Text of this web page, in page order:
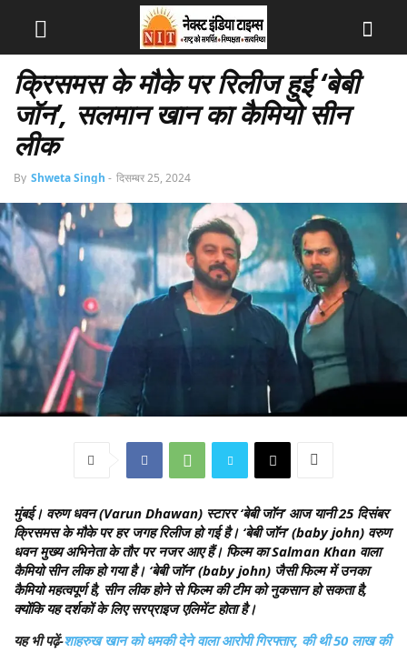
क्रिसमस के मौके पर रिलीज हुई ‘बेबी
जॉन’, सलमान खान का कैमियो सीन
लीक
By Shweta Singh - दिसम्बर 25, 2024
मुंबई। वरुण धवन (Varun Dhawan) स्टारर ‘बेबी जॉन’ आज यानी 25 दिसंबर
क्रिसमस के मौके पर हर जगह रिलीज हो गई है। ‘बेबी जॉन’ (baby john) वरुण
धवन मुख्य अभिनेता के तौर पर नजर आए हैं। फिल्म का Salman Khan वाला
कैमियो सीन लीक हो गया है। ‘बेबी जॉन’ (baby john) जैसी फिल्म में उनका
कैमियो महत्वपूर्ण है, सीन लीक होने से फिल्म की टीम को नुकसान हो सकता है,
क्योंकि यह दर्शकों के लिए सरप्राइज एलिमेंट होता है।
यह भी पढ़ें-शाहरुख खान को धमकी देने वाला आरोपी गिरफ्तार, की थी 50 लाख की